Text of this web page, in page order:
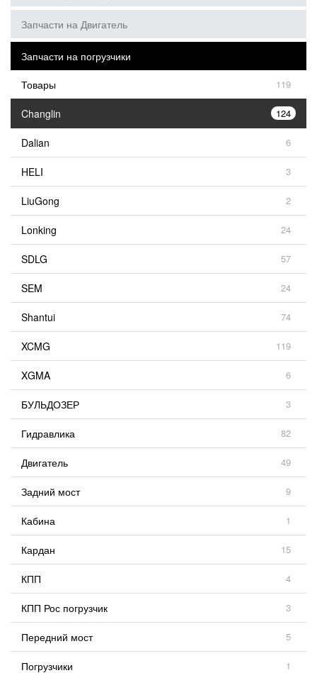
Запчасти на Двигатель
Запчасти на погрузчики
Товары
119
Changlin 124
Dalian 6
HELI 3
LiuGong 2
Lonking 24
SDLG 57
SEM 24
Shantui 74
XCMG 119
XGMA 6
БУЛЬДОЗЕР 3
Гидравлика 82
Двигатель 49
Задний мост 9
Кабина 1
Кардан 15
КПП 4
КПП Рос погрузчик 3
Передний мост 5
Погрузчики 1